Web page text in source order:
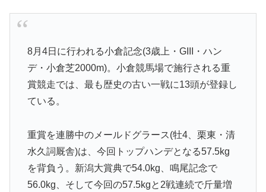
8月4日に行われる小倉記念(3歳上・GIII・ハン
デ・小倉芝2000m)。小倉競馬場で施行される重
賞競走では、最も歴史の古い一戦に13頭が登録し
ている。
重賞を連勝中のメールドグラース(牡4、栗東・清
水久詞厩舎)は、今回トップハンデとなる57.5kg
を背負う。新潟大賞典で54.0kg、鳴尾記念で
56.0kg、そして今回の57.5kgと2戦連続で斤量増